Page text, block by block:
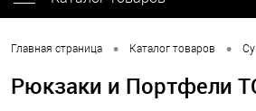
Главная страница • Каталог товаров •
Рюкзаки и Портфели